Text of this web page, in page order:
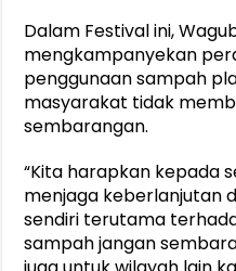
Dalam Festival ini,
mengkampanyekan
penggunaan sampah
masyarakat tidak
sembarangan.
“Kita harapkan kepada
menjaga keberlanjutan
sendiri terutama
sampah jangan